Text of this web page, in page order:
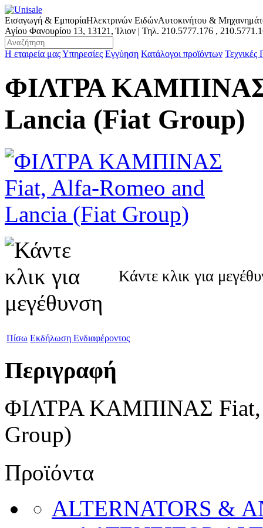
Εισαγωγή & ΕμπορίαΗλεκτρινών ΕιδώνΑυτοκινήτου &
Αγίου Φανουρίου 13, 13121, Ίλιον | Τηλ. 210.5777.176 ,
Η εταιρεία μαςΥπηρεσίες Εγγύηση Κατάλογοι προϊόντων Τεχνικές
ΦΙΛΤΡΑ ΚΑΜΠΙΝΑΣ
Lancia (Fiat Group)
Κάντε κλικ για
Πίσω Εκδήλωση Ενδιαφέροντος
Περιγραφή
ΦΙΛΤΡΑ ΚΑΜΠΙΝΑΣ Fiat,
Group)
Προϊόντα
ALTERNATORS &